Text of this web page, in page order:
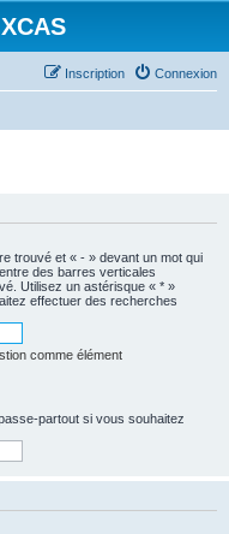
Connexion
Inscription
trouvé et « - » devant un mot qui
des barres verticales
Utilisez un astérisque « * »
effectuer des recherches
comme élément
partout si vous souhaitez